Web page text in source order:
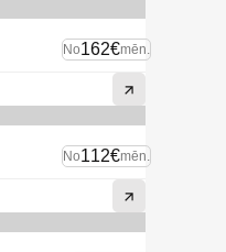
No162€mēn.
No112€mēn.